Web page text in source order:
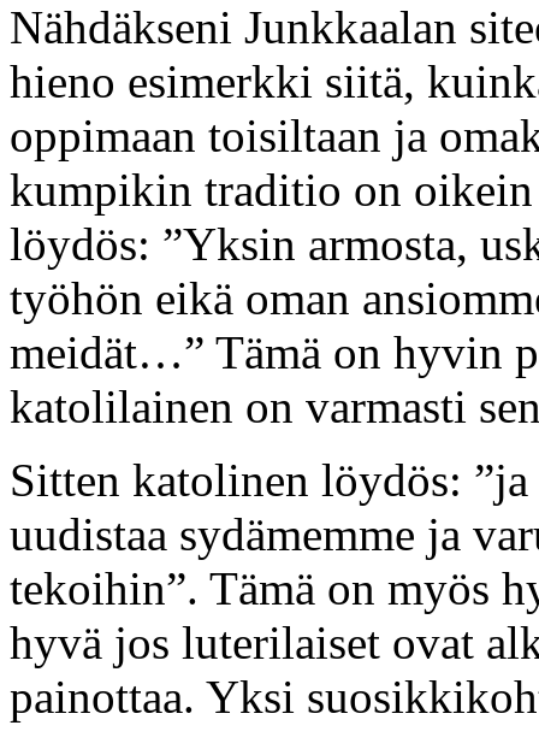
Nähdäkseni Junkkaalan
hieno esimerkki siitä,
oppimaan toisiltaan ja
kumpikin traditio on
löydös: ”Yksin armosta,
työhön eikä oman
meidät…” Tämä on hyvin
katolilainen on varmasti
Sitten katolinen löydös: ”ja
uudistaa sydämemme ja
tekoihin”. Tämä on myös
hyvä jos luterilaiset ovat
painottaa. Yksi